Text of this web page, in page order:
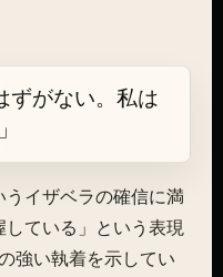
ずがない。私は
イザベラの確信に満
ている」という表現
強い執着を示してい